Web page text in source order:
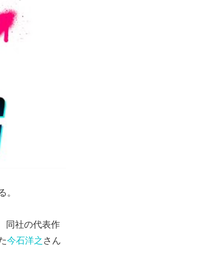
。
同社の代表作
今石洋之 さん